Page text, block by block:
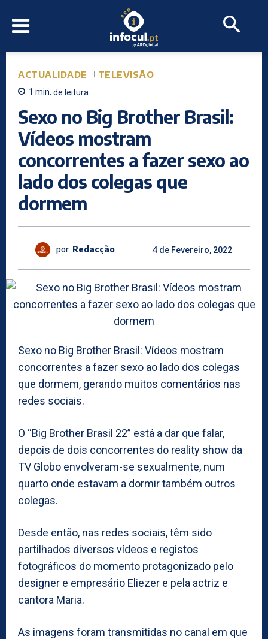
ACTUALIDADE TELEVISÃO
1 min. de leitura
Sexo no Big Brother Brasil:
Vídeos mostram
concorrentes a fazer sexo ao
lado dos colegas que
dormem
por Redacção 4 de Fevereiro, 2022
Sexo no Big Brother Brasil: Vídeos mostram
concorrentes a fazer sexo ao lado dos colegas
que dormem, gerando muitos comentários nas
redes sociais.
O “Big Brother Brasil 22” está a dar que falar,
depois de dois concorrentes do reality show da
TV Globo envolveram-se sexualmente, num
quarto onde estavam a dormir também outros
colegas.
Desde então, nas redes sociais, têm sido
partilhados diversos vídeos e registos
fotográficos do momento protagonizado pelo
designer e empresário Eliezer e pela actriz e
cantora Maria.
As imagens foram transmitidas no canal em que